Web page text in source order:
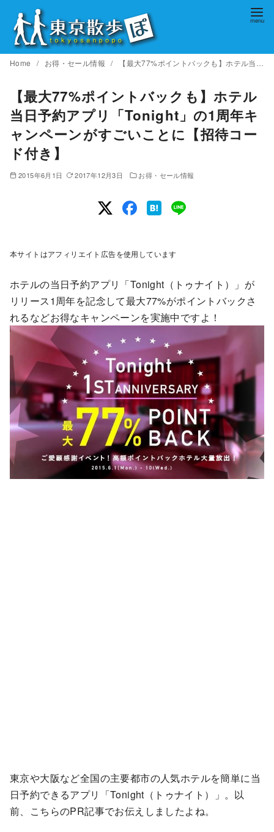
ンHome お得・セール情報 【最大77%ポイントバックも】ホテル当日予約アプリ「Tonight」の1周年キャンペーンがすごいことに【招待コード付き】
【最大77%ポイントバックも】ホテル
当日予約アプリ「Tonight」の1周年キ
ャンペーンがすごいことに【招待コー
ド付き】
2015年6月1日 2017年12月3日 お得・セール情報
本サイトはアフィリエイト広告を使用しています
ホテルの当日予約アプリ「Tonight（トゥナイト）」が
リリース1周年を記念して最大77%がポイントバックさ
れるなどお得なキャンペーンを実施中ですよ！
東京や大阪など全国の主要都市の人気ホテルを簡単に当
日予約できるアプリ「Tonight（トゥナイト）」。以
前、こちらのPR記事でお伝えしましたよね。